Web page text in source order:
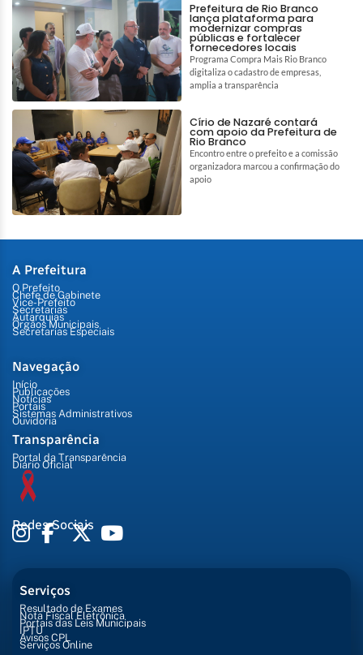
Prefeitura de Rio Branco
lança plataforma para
modernizar compras
públicas e fortalecer
fornecedores locais
Programa Compra Mais Rio Branco
digitaliza o cadastro de empresas,
amplia a transparência
Círio de Nazaré contará
com apoio da Prefeitura de
Rio Branco
Encontro entre o prefeito e a comissão
organizadora marcou a confirmação do
apoio
A Prefeitura
O Prefeito
Chefe de Gabinete
Vice-Prefeito
Secretarias
Autarquias
Órgãos Municipais
Secretarias Especiais
Navegação
Início
Publicações
Notícias
Portais
Sistemas Administrativos
Ouvidoria
Transparência
Portal da Transparência
Diário Oficial
Redes Sociais
Serviços
Resultado de Exames
Nota Fiscal Eletrônica
Portais das Leis Municipais
IPTU
Avisos CPL
Serviços Online